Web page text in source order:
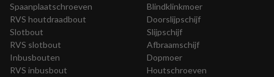
Spaanplaatschroeven
RVS houtdraadbout
Slotbout
RVS slotbout
Inbusbouten
RVS inbusbout
Blindklinkmoer
Doorslijpschijf
Slijpschijf
Afbraamschijf
Dopmoer
Houtschroeven